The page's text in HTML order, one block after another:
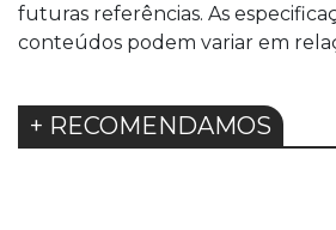
futuras referências. As
conteúdos podem variar em
+ RECOMENDAMOS